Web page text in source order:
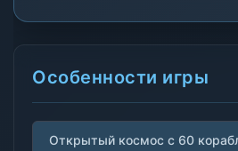
Особенности игры
Открытый космос с 60